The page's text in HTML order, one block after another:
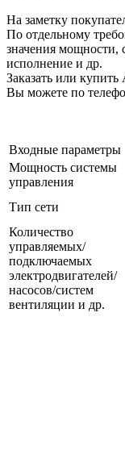
На заметку
По отдельному
значения мощности,
исполнение и др.
Заказать или
Вы можете по
Входные параметры
Мощность системы
управления
Тип сети
Количество
управляемых/
подключаемых
электродвигателей/
насосов/систем
вентиляции и др.